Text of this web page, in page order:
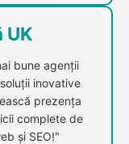
UK
bune agenții
inovative
prezența
complete de
și SEO!"